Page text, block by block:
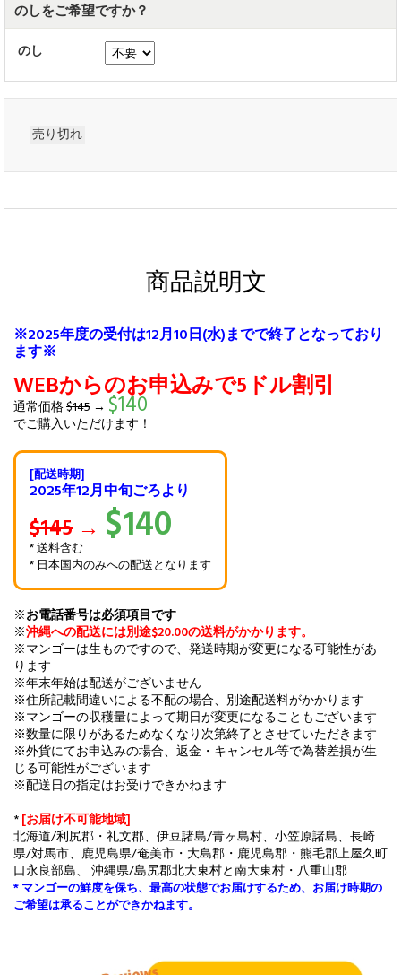
のしをご希望ですか？
のし
売り切れ
商品説明文
※2025年度の受付は12月10日(水)までで終了となっており
ます※
WEBからのお申込みで5ドル割引
通常価格$145 → $140
でご購入いただけます！
[配送時期]
2025年12月中旬ごろより
$145 → $140
* 送料含む
* 日本国内のみへの配送となります
※お電話番号は必須項目です
※沖縄への配送には別途$20.00の送料がかかります。
※マンゴーは生ものですので、発送時期が変更になる可能性があ
ります
※年末年始は配送がございません
※住所記載間違いによる不配の場合、別途配送料がかかります
※マンゴーの収穫量によって期日が変更になることもございます
※数量に限りがあるためなくなり次第終了とさせていただきます
※外貨にてお申込みの場合、返金・キャンセル等で為替差損が生
じる可能性がございます
※配送日の指定はお受けできかねます
*[お届け不可能地域]
北海道/利尻郡・礼文郡、伊豆諸島/青ヶ島村、小笠原諸島、長崎
県/対馬市、鹿児島県/奄美市・大島郡・鹿児島郡・熊毛郡上屋久町
口永良部島、 沖縄県/島尻郡北大東村と南大東村・八重山郡
* マンゴーの鮮度を保ち、最高の状態でお届けするため、お届け時期の
ご希望は承ることができかねます。